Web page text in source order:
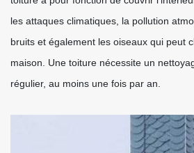
les attaques climatiques, la pollution
bruits et également les oiseaux qui peut
maison. Une toiture nécessite un
régulier, au moins une fois par an.